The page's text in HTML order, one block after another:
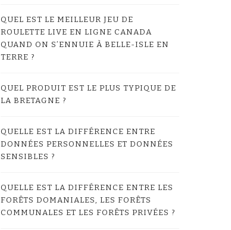
QUEL EST LE MEILLEUR JEU DE
ROULETTE LIVE EN LIGNE CANADA
QUAND ON S’ENNUIE À BELLE-ISLE EN
TERRE ?
QUEL PRODUIT EST LE PLUS TYPIQUE DE
LA BRETAGNE ?
QUELLE EST LA DIFFÉRENCE ENTRE
DONNÉES PERSONNELLES ET DONNÉES
SENSIBLES ?
QUELLE EST LA DIFFÉRENCE ENTRE LES
FORÊTS DOMANIALES, LES FORÊTS
COMMUNALES ET LES FORÊTS PRIVÉES ?